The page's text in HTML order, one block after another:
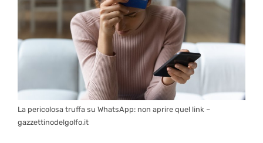
La pericolosa truffa su WhatsApp: non aprire quel link –
gazzettinodelgolfo.it